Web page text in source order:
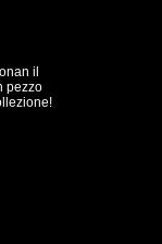
il
pezzo